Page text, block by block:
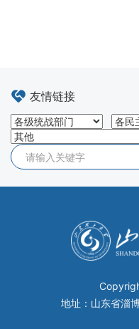
友情链接
地址：山东省淄